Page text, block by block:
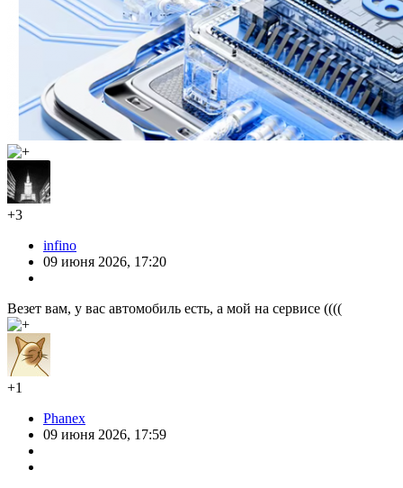
+3
infino
09 июня 2026, 17:20
Везет вам, у вас автомобиль есть, а мой на сервисе ((((
+1
Phanex
09 июня 2026, 17:59